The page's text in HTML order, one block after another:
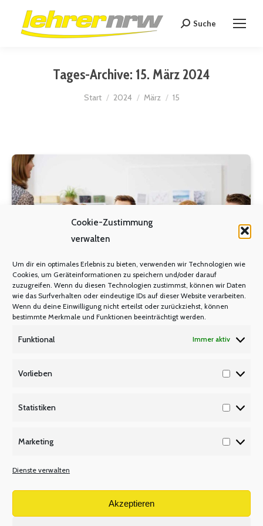
Cookie-Zustimmung
verwalten
Um dir ein optimales Erlebnis zu bieten, verwenden wir Technologien wie
Cookies, um Geräteinformationen zu speichern und/oder darauf
zuzugreifen. Wenn du diesen Technologien zustimmst, können wir Daten
wie das Surfverhalten oder eindeutige IDs auf dieser Website verarbeiten.
Wenn du deine Einwilligung nicht erteilst oder zurückziehst, können
bestimmte Merkmale und Funktionen beeinträchtigt werden.
Funktional Immer aktiv
Vorlieben
Statistiken
Marketing
Dienste verwalten
Akzeptieren
Search:
Suche
Tages-Archive: 15. März 2024
Sie befinden sich hier:
Start 2024 März 15
Lehrerräteschulung im Reg.-Bezirk
LEHRERRÄTESCHULUNGEN
Manfred Berretz
am Mittwoch, den 24. April 2024 von 09:00 Uhr bis
Schulz, Mitglieder im Bezirkspersonalrat Detmold In
der Basisschulung erhalten neu gewählte und auch
bereits im Amt befindliche Lehrerratsmitglieder